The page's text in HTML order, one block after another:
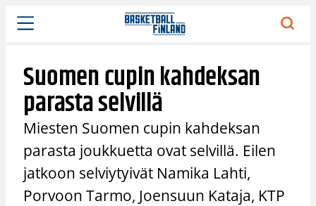
Siirry
sisältöön
Suomen cupin kahdeksan
parasta selvillä
Miesten Suomen cupin kahdeksan
parasta joukkuetta ovat selvillä. Eilen
jatkoon selviytyivät Namika Lahti,
Porvoon Tarmo, Joensuun Kataja, KTP